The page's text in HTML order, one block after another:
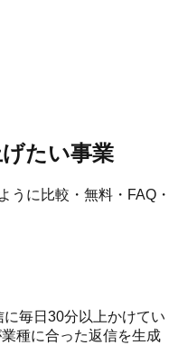
たい事業
うに比較・無料・FAQ・
毎日30分以上かけてい
種に合った返信を生成